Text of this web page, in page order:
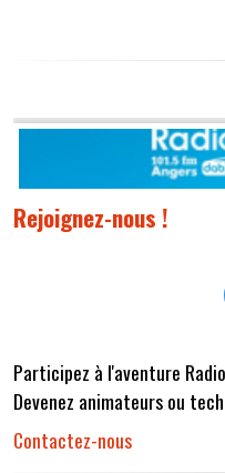
Rejoignez-nous !
Participez à l'aventure
Devenez animateurs ou
Contactez-nous